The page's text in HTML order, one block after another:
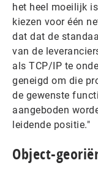
het heel moeilijk
kiezen voor één
dat dat de
van de
als TCP/IP te
geneigd om die
de gewenste
aangeboden
leidende positie."
Object-